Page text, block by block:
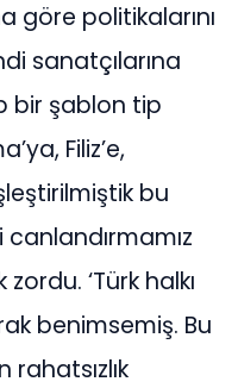
göre politikalarını
sanatçılarına
bir şablon tip
Filiz’e,
bu
zordu. ‘Türk halkı
benimsemiş. Bu
rahatsızlık